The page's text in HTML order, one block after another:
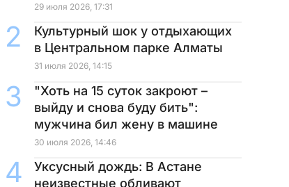
29 июля 2026, 17:31
Культурный шок у отдыхающих
в Центральном парке Алматы
31 июля 2026, 14:15
"Хоть на 15 суток закроют –
выйду и снова буду бить":
мужчина бил жену в машине
30 июля 2026, 14:46
Уксусный дождь: В Астане
неизвестные обливают